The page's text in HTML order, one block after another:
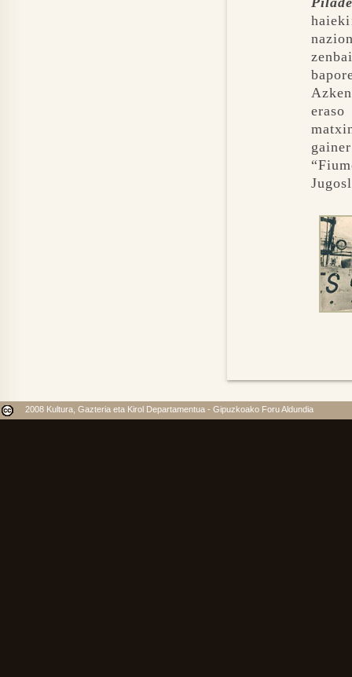
2008 Kultura, Gazteria eta Kirol Departamentua - Gipuzkoako Foru Aldundia